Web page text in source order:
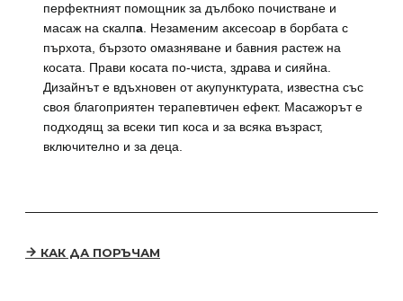
перфектният помощник за дълбоко почистване и
масаж на скалпа. Незаменим аксесоар в борбата с
пърхота, бързото омазняване и бавния растеж на
косата. Прави косата по-чиста, здрава и сияйна.
Дизайнът е вдъхновен от акупунктурата, известна със
своя благоприятен терапевтичен ефект. Масажорът е
подходящ за всеки тип коса и за всяка възраст,
включително и за деца.
КАК ДА ПОРЪЧАМ